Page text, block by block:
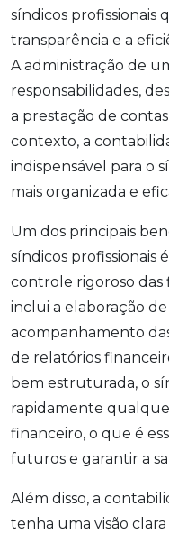
síndicos profissionais
transparência e a
A administração de
responsabilidades,
a prestação de
contexto, a
indispensável para o
mais organizada e
Um dos principais
síndicos profissionais
controle rigoroso das
inclui a elaboração
acompanhamento
de relatórios
bem estruturada, o
rapidamente
financeiro, o que é
futuros e garantir a
Além disso, a
tenha uma visão